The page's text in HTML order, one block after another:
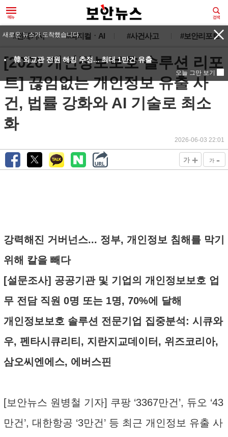
#전체기사 #피지컬ㆍAI #사건사고 #보안리포트
[2026 개인정보보호 솔루션 리포
트] 끊임없는 개인정보 유출 사
건, 법률 강화와 AI 기술로 최소
화
2026-06-03 22:01
가 + 가 -
강력해진 거버넌스... 정부, 개인정보 침해를 막기
위해 칼을 빼다
[설문조사] 공공기관 및 기업의 개인정보보호 업
무 전담 직원 0명 또는 1명, 70%에 달해
개인정보보호 솔루션 전문기업 집중분석: 시큐와
우, 펜타시큐리티, 지란지교데이터, 위즈코리아,
삼오씨엔에스, 에버스핀
[보안뉴스 원병철 기자] 쿠팡 ‘3367만건’, 듀오 ‘43
만건’, 대한항공 ‘3만건’ 등 최근 개인정보 유출 사
새로운 뉴스가 도착했습니다.
韓 외교관 전원 해킹 추정... 최대 1만건 유출
오늘 그만 보기